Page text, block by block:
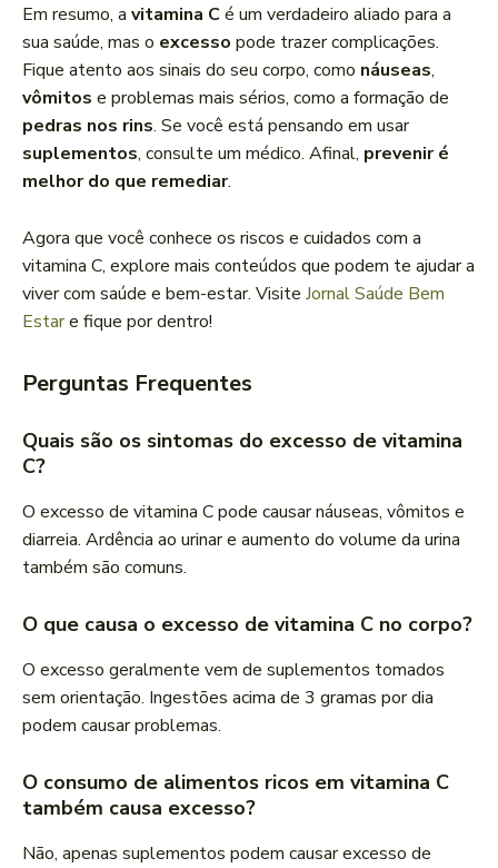
Em resumo, a vitamina Cé um verdadeiro aliado para a
sua saúde, mas o excesso pode trazer complicações.
Fique atento aos sinais do seu corpo, como náuseas,
vômitos e problemas mais sérios, como a formação de
pedras nos rins. Se você está pensando em usar
suplementos, consulte um médico. Afinal, prevenir é
melhor do que remediar.
Agora que você conhece os riscos e cuidados com a
vitamina C, explore mais conteúdos que podem te ajudar a
viver com saúde e bem-estar. Visite Jornal Saúde Bem
Estare fique por dentro!
Perguntas Frequentes
Quais são os sintomas do excesso de vitamina
C?
O excesso de vitamina C pode causar náuseas, vômitos e
diarreia. Ardência ao urinar e aumento do volume da urina
também são comuns.
O que causa o excesso de vitamina C no corpo?
O excesso geralmente vem de suplementos tomados
sem orientação. Ingestões acima de 3 gramas por dia
podem causar problemas.
O consumo de alimentos ricos em vitamina C
também causa excesso?
Não, apenas suplementos podem causar excesso de